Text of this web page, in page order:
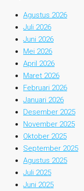
Agustus 2026
Juli 2026
Juni 2026
Mei 2026
April 2026
Maret 2026
Februari 2026
Januari 2026
Desember 2025
November 2025
Oktober 2025
September 2025
Agustus 2025
Juli 2025
Juni 2025